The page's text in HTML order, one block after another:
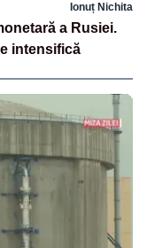
Ionuț Nichita
a Rusiei.
intensifică